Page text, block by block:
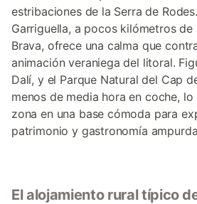
estribaciones de la Serra de
Garriguella, a pocos kilómetros de
Brava, ofrece una calma que
animación veraniega del litoral.
Dalí, y el Parque Natural del Cap
menos de media hora en coche,
zona en una base cómoda para
patrimonio y gastronomía
El alojamiento rural típico